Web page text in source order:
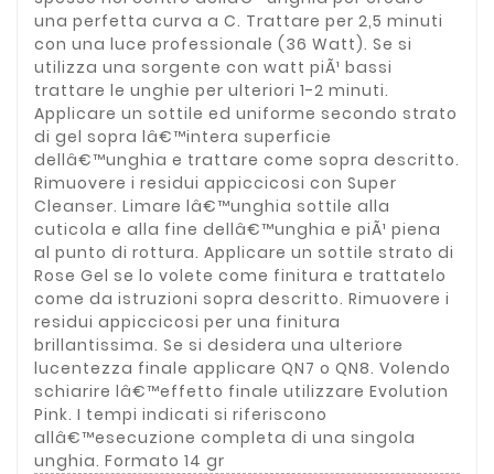
una perfetta curva a C. Trattare per 2,5 minuti
con una luce professionale (36 Watt). Se si
utilizza una sorgente con watt piÃ¹ bassi
trattare le unghie per ulteriori 1-2 minuti.
Applicare un sottile ed uniforme secondo strato
di gel sopra lâ€™intera superficie
dellâ€™unghia e trattare come sopra descritto.
Rimuovere i residui appiccicosi con Super
Cleanser. Limare lâ€™unghia sottile alla
cuticola e alla fine dellâ€™unghia e piÃ¹ piena
al punto di rottura. Applicare un sottile strato di
Rose Gel se lo volete come finitura e trattatelo
come da istruzioni sopra descritto. Rimuovere i
residui appiccicosi per una finitura
brillantissima. Se si desidera una ulteriore
lucentezza finale applicare QN7 o QN8. Volendo
schiarire lâ€™effetto finale utilizzare Evolution
Pink. I tempi indicati si riferiscono
allâ€™esecuzione completa di una singola
unghia. Formato 14 gr